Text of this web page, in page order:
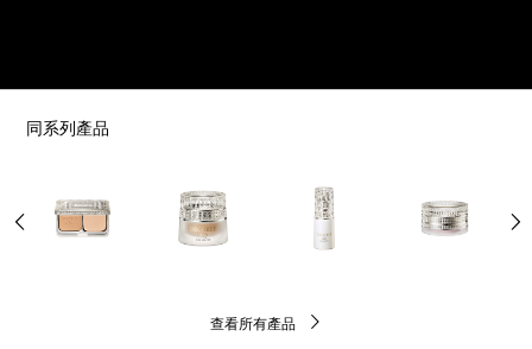
同系列產品
查看所有產品